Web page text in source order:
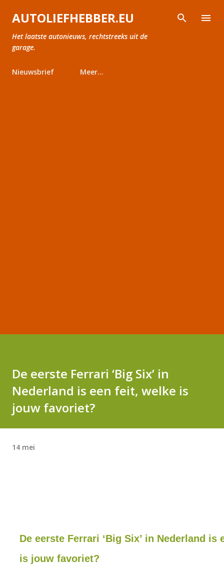
Doorgaan naar hoofdcontent
AUTOLIEFHEBBER.EU
Het laatste autonieuws, rechtstreeks uit de
garage.
Nieuwsbrief Meer…
De eerste Ferrari ‘Big Six’ in
Nederland is een feit, welke is
jouw favoriet?
14 mei
De eerste Ferrari ‘Big Six’ in Nederland is
is jouw favoriet?